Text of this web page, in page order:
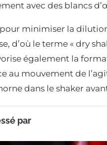
avec des blancs
minimiser la
d’où le terme « dry
également la
au mouvement de
dans le shaker
par